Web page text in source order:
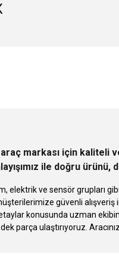
Gönder
markası için
ile doğru
elektrik ve sensör grupları
güvenli alışveriş
konusunda uzman
parça ulaştırıyoruz.